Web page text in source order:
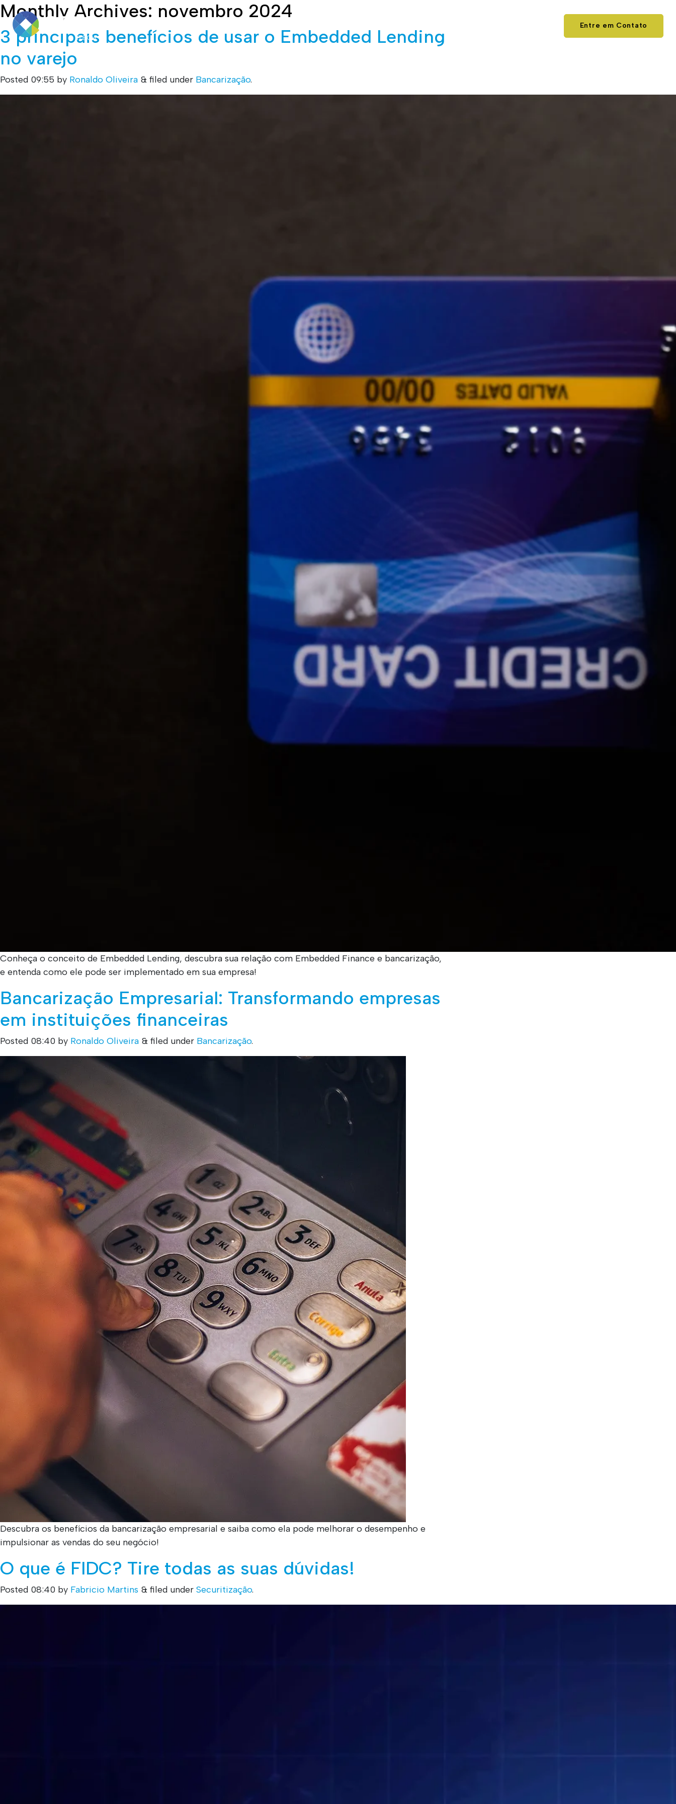
Entre em Contato
Monthly Archives: novembro 2024
3 principais benefícios de usar o Embedded Lending
no varejo
Posted 09:55 by Ronaldo Oliveira & filed under Bancarização.
Conheça o conceito de Embedded Lending, descubra sua relação com Embedded Finance e bancarização,
e entenda como ele pode ser implementado em sua empresa!
Bancarização Empresarial: Transformando empresas
em instituições financeiras
Posted 08:40 by Ronaldo Oliveira & filed under Bancarização.
Descubra os benefícios da bancarização empresarial e saiba como ela pode melhorar o desempenho e
impulsionar as vendas do seu negócio!
O que é FIDC? Tire todas as suas dúvidas!
Posted 08:40 by Fabricio Martins & filed under Securitização.